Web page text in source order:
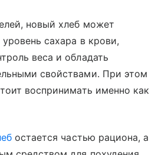
новый хлеб может
сахара в крови,
веса и обладать
свойствами. При этом
воспринимать именно как
остается частью рациона, а